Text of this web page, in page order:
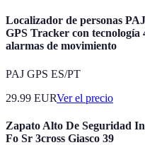
Localizador de personas
GPS Tracker con tecnología
alarmas de movimiento
PAJ GPS ES/PT
29.99 EURVer el precio
Zapato Alto De Seguridad
Fo Sr 3cross Giasco 39